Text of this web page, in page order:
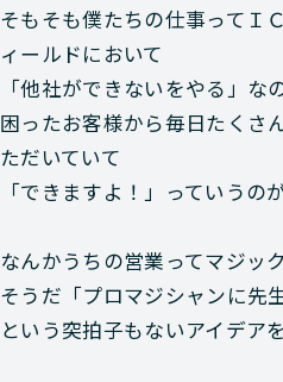
そもそも僕たちの仕事ってＩ
ィールドにおいて
「他社ができないをやる」なの
困ったお客様から毎日たくさ
ただいていて
「できますよ！」っていうの
なんかうちの営業ってマジッ
そうだ「プロマジシャンに先
という突拍子もないアイデア